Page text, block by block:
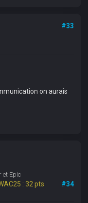
#33
on aurais
et Epic
: 32 pts #34